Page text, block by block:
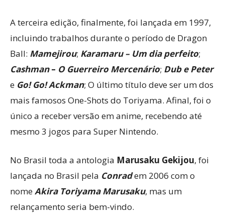
A terceira edição, finalmente, foi lançada em 1997,
incluindo trabalhos durante o período de Dragon
Ball: Mamejirou; Karamaru – Um dia perfeito;
Cashman– O Guerreiro Mercenário; Dub e Peter
e Go! Go! Ackman; O último título deve ser um dos
mais famosos One-Shots do Toriyama. Afinal, foi o
único a receber versão em anime, recebendo até
mesmo 3 jogos para Super Nintendo.
No Brasil toda a antologia Marusaku Gekijou, foi
lançada no Brasil pela Conradem 2006 com o
nomeAkira Toriyama Marusaku, mas um
relançamento seria bem-vindo.